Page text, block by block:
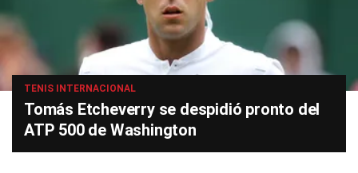
TENIS INTERNACIONAL
Tomás Etcheverry se despidió pronto del
ATP 500 de Washington